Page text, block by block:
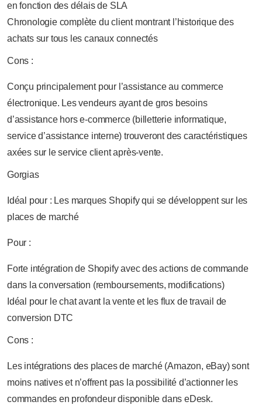
en fonction des délais de SLA
Chronologie complète du client montrant l’historique des
achats sur tous les canaux connectés
Cons :
Conçu principalement pour l’assistance au commerce
électronique. Les vendeurs ayant de gros besoins
d’assistance hors e-commerce (billetterie informatique,
service d’assistance interne) trouveront des caractéristiques
axées sur le service client après-vente.
Gorgias
Idéal pour : Les marques Shopify qui se développent sur les
places de marché
Pour :
Forte intégration de Shopify avec des actions de commande
dans la conversation (remboursements, modifications)
Idéal pour le chat avant la vente et les flux de travail de
conversion DTC
Cons :
Les intégrations des places de marché (Amazon, eBay) sont
moins natives et n’offrent pas la possibilité d’actionner les
commandes en profondeur disponible dans eDesk.